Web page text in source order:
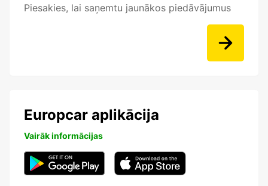
Piesakies, lai saņemtu jaunākos piedāvājumus
Europcar aplikācija
Vairāk informācijas